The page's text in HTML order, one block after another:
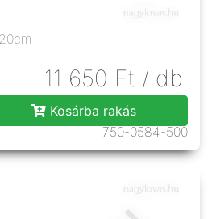
11 650 Ft / db
Kosárba rakás
750-0584-500